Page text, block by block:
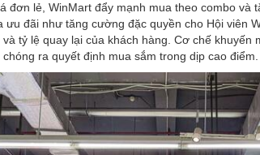
đơn lẻ, WinMart đẩy mạnh mua theo combo và
ưu đãi như tăng cường đặc quyền cho Hội viên
tỷ lệ quay lại của khách hàng. Cơ chế
ra quyết định mua sắm trong dịp cao điểm.